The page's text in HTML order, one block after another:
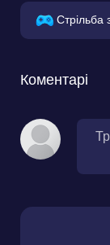
Стрільба
Коментарі